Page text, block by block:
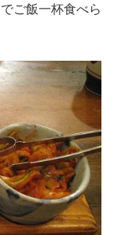
ご飯一杯食べら